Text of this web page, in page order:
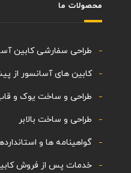
محصولات ما
طراحی سفارشی کابین
کابین های آسانسور از
طراحی و ساخت یوک و
طراحی و ساخت بالابر
گواهینامه ها و
خدمات پس از فروش